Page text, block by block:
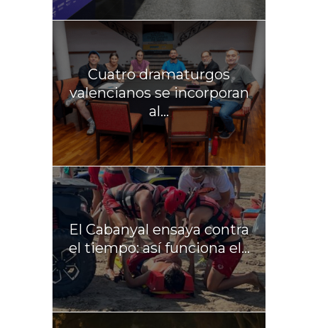
Cuatro dramaturgos
valencianos se incorporan
al...
El Cabanyal ensaya contra
el tiempo: así funciona el...